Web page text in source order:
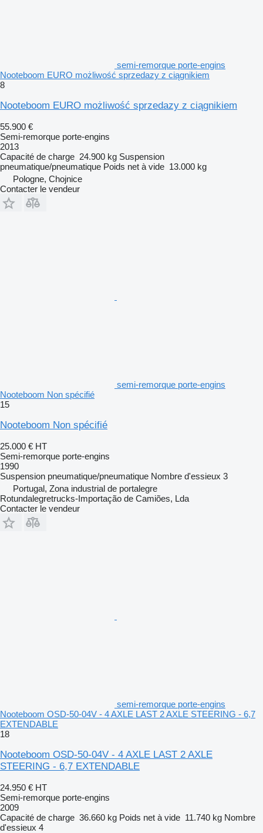
semi-remorque porte-engins
Nooteboom EURO możliwość sprzedazy z ciągnikiem
8
Nooteboom EURO możliwość sprzedazy z ciągnikiem
55.900 €
Semi-remorque porte-engins
2013
Capacité de charge 24.900 kg Suspension
pneumatique/pneumatique Poids net à vide 13.000 kg
Pologne, Chojnice
Contacter le vendeur
semi-remorque porte-engins
Nooteboom Non spécifié
15
Nooteboom Non spécifié
25.000 € HT
Semi-remorque porte-engins
1990
Suspension pneumatique/pneumatique Nombre d'essieux 3
Portugal, Zona industrial de portalegre
Rotundalegretrucks-Importação de Camiões, Lda
Contacter le vendeur
semi-remorque porte-engins
Nooteboom OSD-50-04V - 4 AXLE LAST 2 AXLE STEERING - 6,7
EXTENDABLE
18
Nooteboom OSD-50-04V - 4 AXLE LAST 2 AXLE
STEERING - 6,7 EXTENDABLE
24.950 € HT
Semi-remorque porte-engins
2009
Capacité de charge 36.660 kg Poids net à vide 11.740 kg Nombre
d'essieux 4